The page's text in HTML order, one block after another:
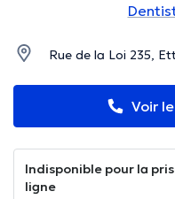
Rue de la Loi 235,
Voir
Indisponible pour la
ligne